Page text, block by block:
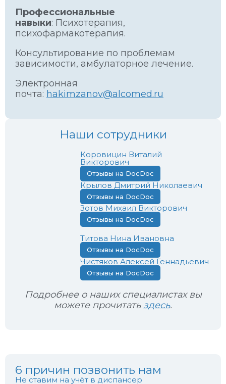
Профессиональные
навыки: Психотерапия,
психофармакотерапия.
Консультирование по проблемам
зависимости, амбулаторное лечение.
Электронная
почта: hakimzanov@alcomed.ru
Наши сотрудники
Коровицин Виталий
Викторович
Отзывы на DocDoc
Крылов Дмитрий Николаевич
Отзывы на DocDoc
Зотов Михаил Викторович
Отзывы на DocDoc
Титова Нина Ивановна
Отзывы на DocDoc
Чистяков Алексей Геннадьевич
Отзывы на DocDoc
Подробнее о наших специалистах вы
можете прочитать здесь.
6 причин позвонить нам
Не ставим на учёт в диспансер